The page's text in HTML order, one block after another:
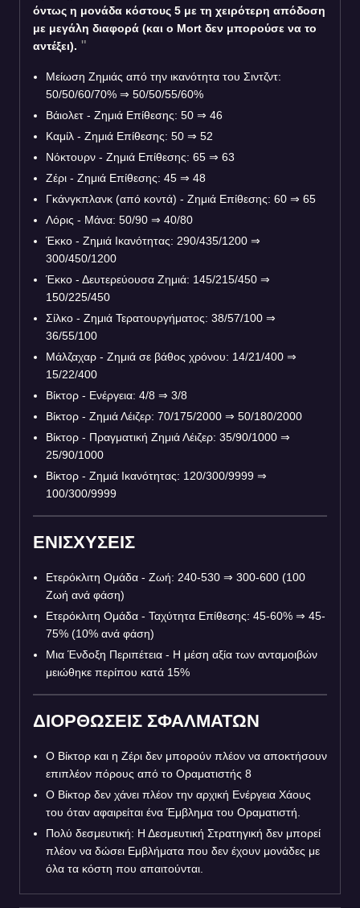
όντως η μονάδα κόστους 5 με τη χειρότερη απόδοση
με μεγάλη διαφορά (και ο Mort δεν μπορούσε να το
αντέξει).
Μείωση Ζημιάς από την ικανότητα του Σιντζντ:
50/50/60/70% ⇒ 50/50/55/60%
Βάιολετ - Ζημιά Επίθεσης: 50 ⇒ 46
Καμίλ - Ζημιά Επίθεσης: 50 ⇒ 52
Νόκτουρν - Ζημιά Επίθεσης: 65 ⇒ 63
Ζέρι - Ζημιά Επίθεσης: 45 ⇒ 48
Γκάνγκπλανκ (από κοντά) - Ζημιά Επίθεσης: 60 ⇒ 65
Λόρις - Μάνα: 50/90 ⇒ 40/80
Έκκο - Ζημιά Ικανότητας: 290/435/1200 ⇒
300/450/1200
Έκκο - Δευτερεύουσα Ζημιά: 145/215/450 ⇒
150/225/450
Σίλκο - Ζημιά Τερατουργήματος: 38/57/100 ⇒
36/55/100
Μάλζαχαρ - Ζημιά σε βάθος χρόνου: 14/21/400 ⇒
15/22/400
Βίκτορ - Ενέργεια: 4/8 ⇒ 3/8
Βίκτορ - Ζημιά Λέιζερ: 70/175/2000 ⇒ 50/180/2000
Βίκτορ - Πραγματική Ζημιά Λέιζερ: 35/90/1000 ⇒
25/90/1000
Βίκτορ - Ζημιά Ικανότητας: 120/300/9999 ⇒
100/300/9999
ΕΝΙΣΧΥΣΕΙΣ
Ετερόκλιτη Ομάδα - Ζωή: 240-530 ⇒ 300-600 (100
Ζωή ανά φάση)
Ετερόκλιτη Ομάδα - Ταχύτητα Επίθεσης: 45-60% ⇒ 45-
75% (10% ανά φάση)
Μια Ένδοξη Περιπέτεια - Η μέση αξία των ανταμοιβών
μειώθηκε περίπου κατά 15%
ΔΙΟΡΘΩΣΕΙΣ ΣΦΑΛΜΑΤΩΝ
Ο Βίκτορ και η Ζέρι δεν μπορούν πλέον να αποκτήσουν
επιπλέον πόρους από το Οραματιστής 8
Ο Βίκτορ δεν χάνει πλέον την αρχική Ενέργεια Χάους
του όταν αφαιρείται ένα Έμβλημα του Οραματιστή.
Πολύ δεσμευτική: Η Δεσμευτική Στρατηγική δεν μπορεί
πλέον να δώσει Εμβλήματα που δεν έχουν μονάδες με
όλα τα κόστη που απαιτούνται.